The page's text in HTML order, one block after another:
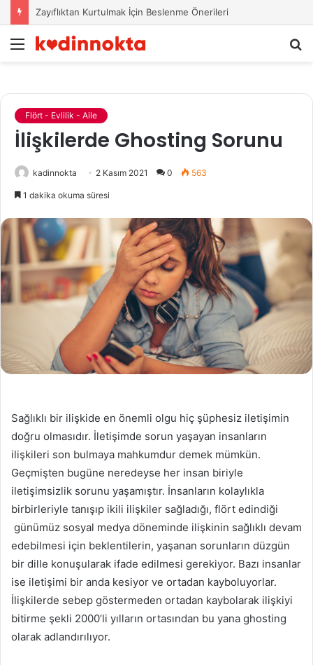
Zayıflıktan Kurtulmak İçin Beslenme Önerileri
Menü
Flört - Evlilik - Aile
İlişkilerde Ghosting Sorunu
kadinnokta 2 Kasım 2021 0 563
1 dakika okuma süresi
Sağlıklı bir ilişkide en önemli olgu hiç şüphesiz iletişimin
doğru olmasıdır. İletişimde sorun yaşayan insanların
ilişkileri son bulmaya mahkumdur demek mümkün.
Geçmişten bugüne neredeyse her insan biriyle
iletişimsizlik sorunu yaşamıştır. İnsanların kolaylıkla
birbirleriyle tanışıp ikili ilişkiler sağladığı, flört edindiği
günümüz sosyal medya döneminde ilişkinin sağlıklı devam
edebilmesi için beklentilerin, yaşanan sorunların düzgün
bir dille konuşularak ifade edilmesi gerekiyor. Bazı insanlar
ise iletişimi bir anda kesiyor ve ortadan kayboluyorlar.
İlişkilerde sebep göstermeden ortadan kaybolarak ilişkiyi
bitirme şekli 2000’li yılların ortasından bu yana ghosting
olarak adlandırılıyor.